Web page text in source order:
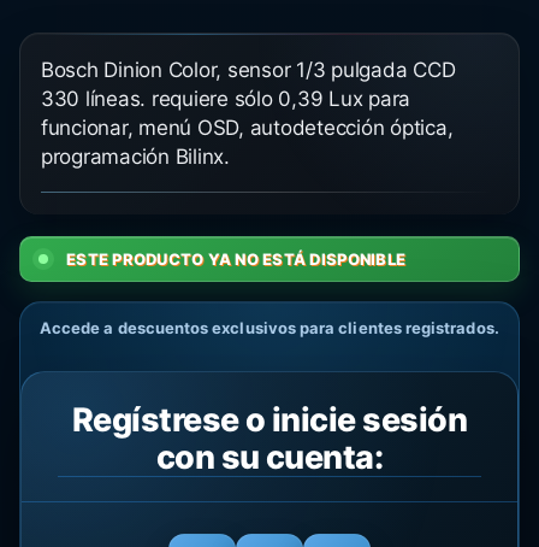
Bosch Dinion Color, sensor 1/3 pulgada CCD
330 líneas. requiere sólo 0,39 Lux para
funcionar, menú OSD, autodetección óptica,
programación Bilinx.
ESTE PRODUCTO YA NO ESTÁ DISPONIBLE
Accede a descuentos exclusivos para clientes registrados.
Regístrese o inicie sesión
con su cuenta: